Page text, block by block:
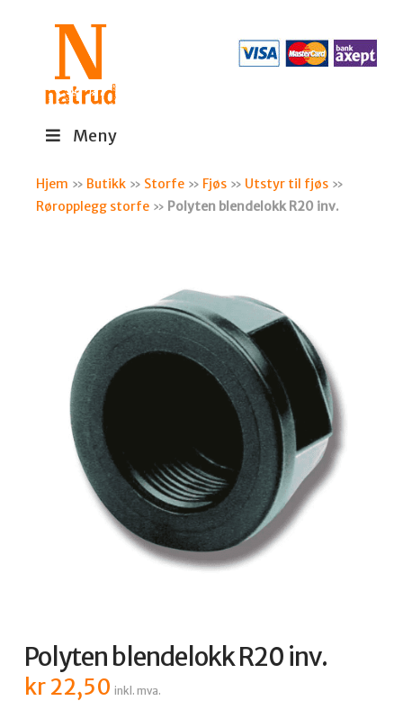
Meny
Hjem » Butikk » Storfe » Fjøs » Utstyr til fjøs »
Røropplegg storfe » Polyten blendelokk R20 inv.
Polyten blendelokk R20 inv.
kr22,50 inkl. mva.